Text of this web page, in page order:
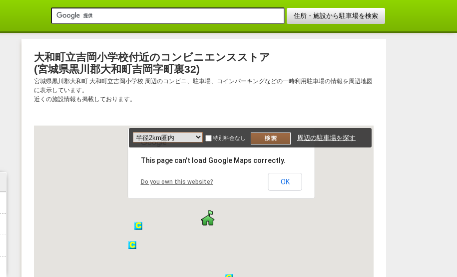
大和町立吉岡小学校付近のコンビニエンスストア
(宮城県黒川郡大和町吉岡字町裏32)
宮城県黒川郡大和町 大和町立吉岡小学校 周辺のコンビニ、駐車場、コインパーキングなどの一時利用駐車場の情報を周辺地図
に表示しています。
近くの施設情報も掲載しております。
特別料金なし 周辺の駐車場を探す
This page can't load Google Maps correctly.
Do you own this website? OK